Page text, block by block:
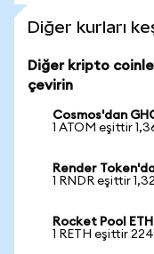
Diğer kurları
Diğer kripto
çevirin
Cosmos'dan
1 ATOM eşittir
Render
1 RNDR eşittir
Rocket Pool
1 RETH eşittir